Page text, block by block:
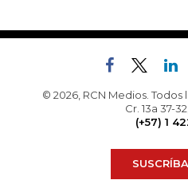
© 2026, RCN Medios.
Cr. 13a 37-
(+57) 1